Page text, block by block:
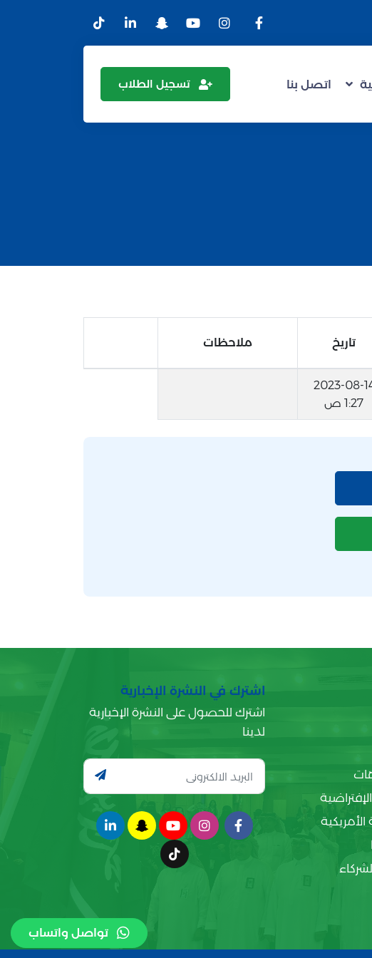
اتصل بنا تسجيل الطلاب
تاريخ ملاحظات
2023-08-
1:27 ص
تواصل واتساب
الأمريكية
اشترك في النشرة الإخبارية
اشترك للحصول على النشرة الإخبارية
لدينا